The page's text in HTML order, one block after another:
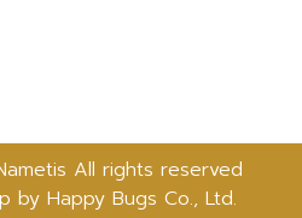
All rights reserved
by Happy Bugs Co., Ltd.